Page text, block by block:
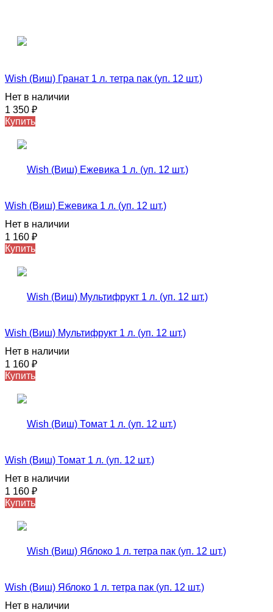
Wish (Виш) Гранат 1 л. тетра пак (уп. 12 шт.)
Нет в наличии
1 350 ₽
Купить
Wish (Виш) Ежевика 1 л. (уп. 12 шт.)
Нет в наличии
1 160 ₽
Купить
Wish (Виш) Мультифрукт 1 л. (уп. 12 шт.)
Нет в наличии
1 160 ₽
Купить
Wish (Виш) Томат 1 л. (уп. 12 шт.)
Нет в наличии
1 160 ₽
Купить
Wish (Виш) Яблоко 1 л. тетра пак (уп. 12 шт.)
Нет в наличии